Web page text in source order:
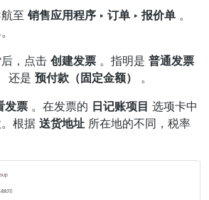
至 销售应用程序 ‣ 订单 ‣ 报价单 。
，点击 创建发票 。指明是 普通发票
还是 预付款（固定金额）
。
发票 。在发票的 日记账项目 选项卡中
根据 送货地址 所在地的不同，税率